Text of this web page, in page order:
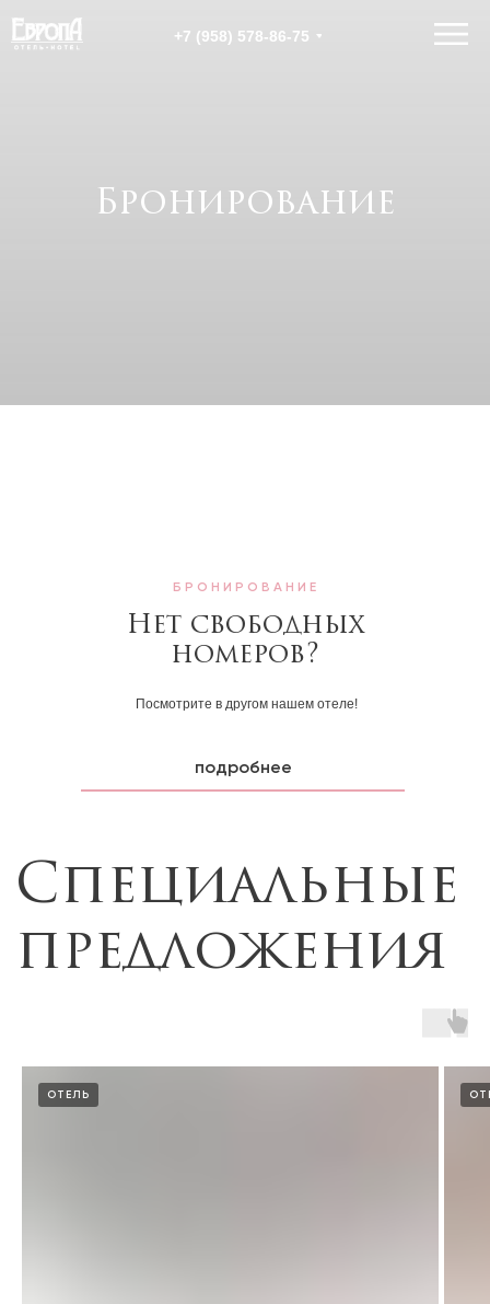
+7 (958) 578-86-75
Бронирование
Посмотрите в другом нашем отеле!
Нет свободных
номеров?
подробнее
БРОНИРОВАНИЕ
Специальные
предложения
ОТЕЛЬ